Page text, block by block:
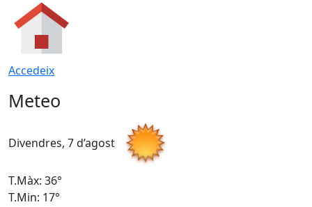
Accedeix
Meteo
Divendres, 7 d’agost
T.Màx: 36°
T.Min: 17°